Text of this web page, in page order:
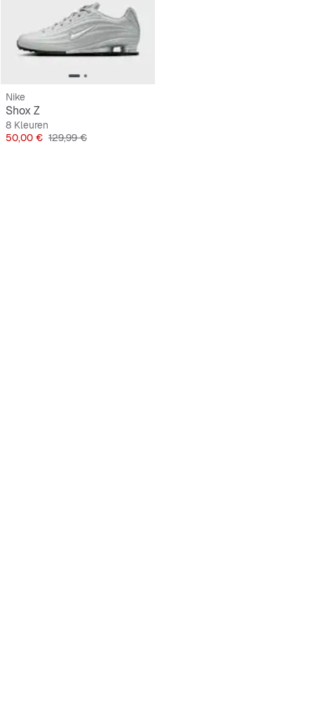
Nike
Shox Z
8 Kleuren
Prijs
50,00 € Originele Prijs
129,99 €